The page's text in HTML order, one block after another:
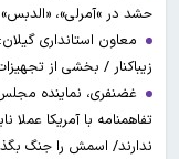
حشد در »آمرلی»،
معاون استانداری
زیباکنار / بخشی از
غضنفری، نماینده
تفاهمنامه با آمریکا
ندارند/ اسمش را جنگ